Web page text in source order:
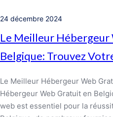
24 décembre 2024
Le Meilleur Hébergeur
Belgique: Trouvez
Le Meilleur Hébergeur Web
Hébergeur Web Gratuit en
web est essentiel pour la